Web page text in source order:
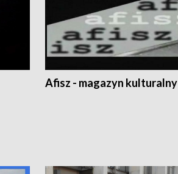
Afisz - magazyn kulturalny